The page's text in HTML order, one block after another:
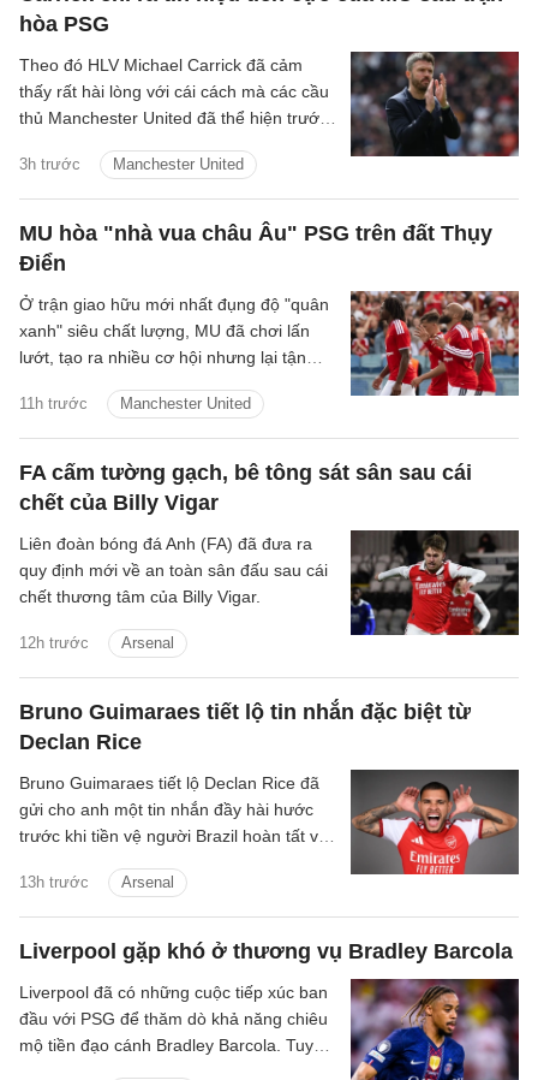
hòa PSG
3h trước Manchester United
Theo đó HLV Michael Carrick đã cảm
thấy rất hài lòng với cái cách mà các cầu
thủ Manchester United đã thể hiện trước
MU hòa "nhà vua châu Âu" PSG trên đất Thụy
Điển
11h trước Manchester United
Ở trận giao hữu mới nhất đụng độ "quân
xanh" siêu chất lượng, MU đã chơi lấn
lướt, tạo ra nhiều cơ hội nhưng lại tận
quả hòa.
FA cấm tường gạch, bê tông sát sân sau cái
chết của Billy Vigar
12h trước Arsenal
Liên đoàn bóng đá Anh (FA) đã đưa ra
quy định mới về an toàn sân đấu sau cái
chết thương tâm của Billy Vigar.
Bruno Guimaraes tiết lộ tin nhắn đặc biệt từ
Declan Rice
13h trước Arsenal
Bruno Guimaraes tiết lộ Declan Rice đã
gửi cho anh một tin nhắn đầy hài hước
trước khi tiền vệ người Brazil hoàn tất vụ
Arsenal.
Liverpool gặp khó ở thương vụ Bradley Barcola
Liverpool đã có những cuộc tiếp xúc ban
đầu với PSG để thăm dò khả năng chiêu
mộ tiền đạo cánh Bradley Barcola. Tuy